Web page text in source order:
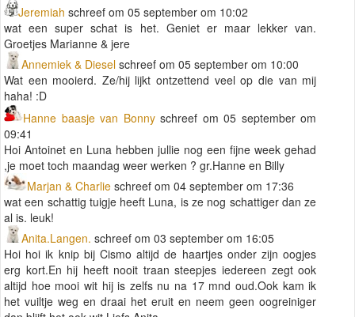
Jeremiah schreef om 05 september om 10:02
wat een super schat is het. Geniet er maar lekker van.
Groetjes Marianne & jere
Annemiek & Diesel schreef om 05 september om 10:00
Wat een mooierd. Ze/hij lijkt ontzettend veel op die van mij
haha! :D
Hanne baasje van Bonnyschreef om 05 september om
09:41
Hoi Antoinet en Luna hebben jullie nog een fijne week gehad
,je moet toch maandag weer werken ? gr.Hanne en Billy
Marjan & Charlie schreef om 04 september om 17:36
wat een schattig tuigje heeft Luna, is ze nog schattiger dan ze
al is. leuk!
Anita.Langen. schreef om 03 september om 16:05
Hoi hoi ik knip bij Cismo altijd de haartjes onder zijn oogjes
erg kort.En hij heeft nooit traan steepjes iedereen zegt ook
altijd hoe mooi wit hij is zelfs nu na 17 mnd oud.Ook kam ik
het vuiltje weg en draai het eruit en neem geen oogreiniger